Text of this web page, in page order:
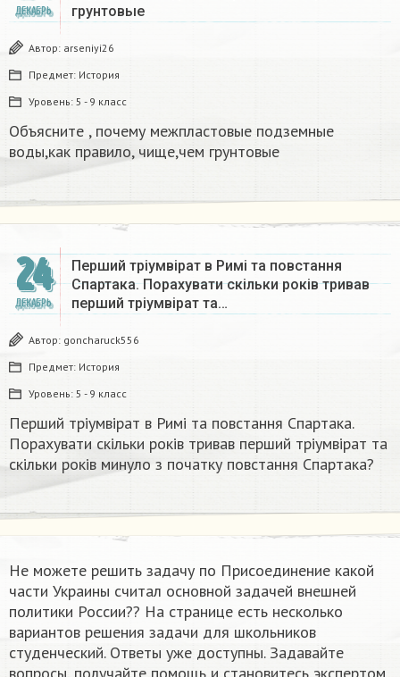
ДЕКАБРЬ
грунтовые​
Автор: arseniyi26
Предмет: История
Уровень: 5 - 9 класс
Объясните , почему межпластовые подземные
воды,как правило, чище,чем грунтовые​
24
ДЕКАБРЬ
Перший тріумвірат в Римі та повстання
Спартака. Порахувати скільки років тривав
перший тріумвірат та…
Автор: goncharuck556
Предмет: История
Уровень: 5 - 9 класс
Перший тріумвірат в Римі та повстання Спартака.
Порахувати скільки років тривав перший тріумвірат та
скільки років минуло з початку повстання Спартака?
Не можете решить задачу по Присоединение какой
части Украины считал основной задачей внешней
политики России?? На странице есть несколько
вариантов решения задачи для школьников
студенческий. Ответы уже доступны. Задавайте